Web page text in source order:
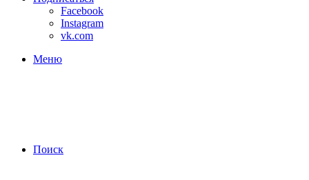
Facebook
Instagram
vk.com
Меню
Поиск